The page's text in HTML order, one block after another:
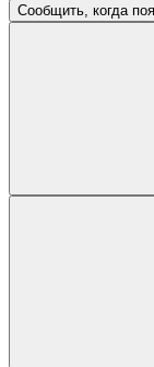
Сообщить, когда